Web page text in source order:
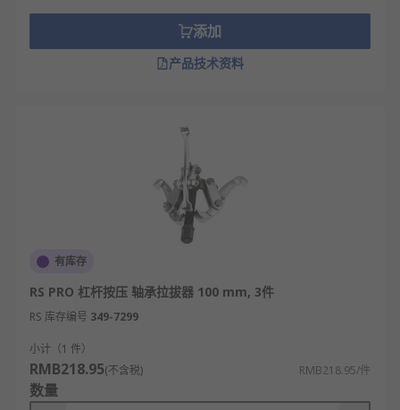
添加
产品技术资料
有库存
RS PRO 杠杆按压 轴承拉拔器 100 mm, 3件
RS 库存编号 349-7299
小计（1 件）
RMB218.95(不含税) RMB218.95/件
数量